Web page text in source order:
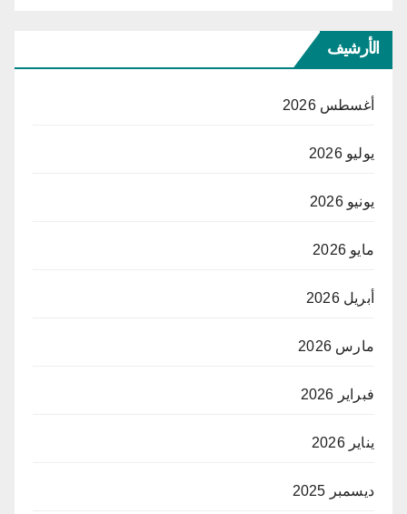
الأرشيف
أغسطس 2026
يوليو 2026
يونيو 2026
مايو 2026
أبريل 2026
مارس 2026
فبراير 2026
يناير 2026
ديسمبر 2025